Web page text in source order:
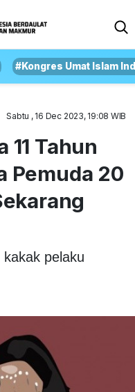
#Kongres Umat Islam
Sabtu , 16 Dec 2023, 19:08 WIB
11 Tahun
Pemuda 20
pelaku